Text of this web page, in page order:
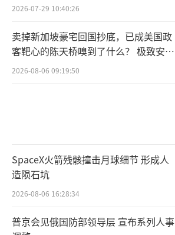
2026-07-29 10:40:26
卖掉新加坡豪宅回国抄底，已成美国政
客靶心的陈天桥嗅到了什么？ 极致安全
的追寻
2026-08-06 09:19:50
SpaceX火箭残骸撞击月球细节 形成人
造陨石坑
2026-08-06 16:28:34
普京会见俄国防部领导层 宣布系列人事